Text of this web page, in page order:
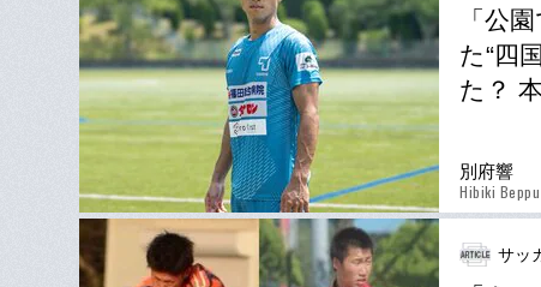
「公
た“四
た？
別府響
Hibiki Beppu
サッ